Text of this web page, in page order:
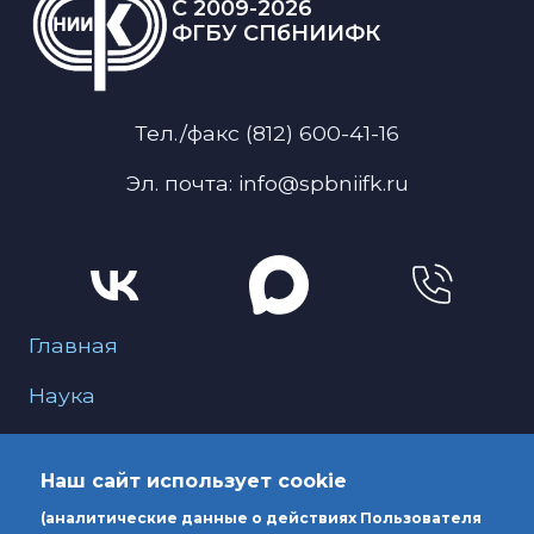
C 2009-2026
ФГБУ СПбНИИФК
Тел./факс (812) 600-41-16
Эл. почта: info@spbniifk.ru
Меню для подвала
Главная
Наука
Образование
Наш сайт использует cookie
(аналитические данные о действиях Пользователя